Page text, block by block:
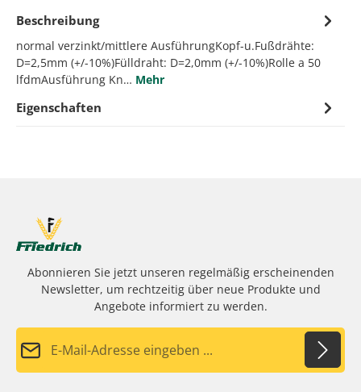
Beschreibung
normal verzinkt/mittlere AusführungKopf-u.Fußdrähte:
D=2,5mm (+/-10%)Fülldraht: D=2,0mm (+/-10%)Rolle a 50
lfdmAusführung Kn… Mehr
Eigenschaften
Abonnieren Sie jetzt unseren regelmäßig erscheinenden
Newsletter, um rechtzeitig über neue Produkte und
Angebote informiert zu werden.
E-Mail-Adresse*